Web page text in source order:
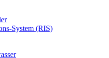
System (RIS)